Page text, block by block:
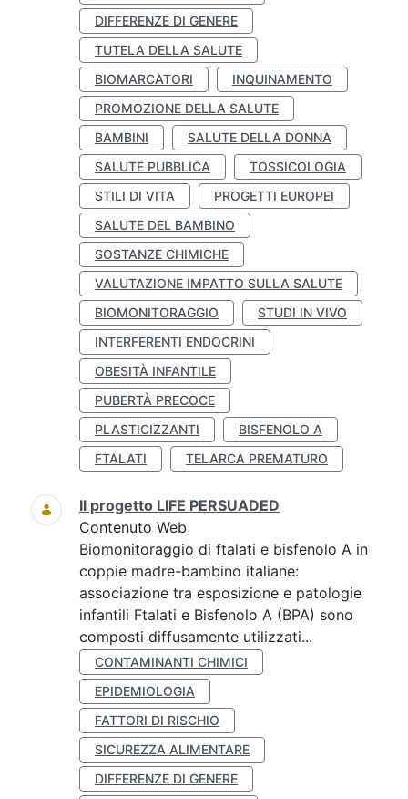
DIFFERENZE DI GENERE
TUTELA DELLA SALUTE
BIOMARCATORI
INQUINAMENTO
PROMOZIONE DELLA SALUTE
BAMBINI
SALUTE DELLA DONNA
SALUTE PUBBLICA
TOSSICOLOGIA
STILI DI VITA
PROGETTI EUROPEI
SALUTE DEL BAMBINO
SOSTANZE CHIMICHE
VALUTAZIONE IMPATTO SULLA SALUTE
BIOMONITORAGGIO
STUDI IN VIVO
INTERFERENTI ENDOCRINI
OBESITÀ INFANTILE
PUBERTÀ PRECOCE
PLASTICIZZANTI
BISFENOLO A
FTALATI
TELARCA PREMATURO
Il progetto LIFE PERSUADED
Contenuto Web
Biomonitoraggio di ftalati e bisfenolo A in
coppie madre-bambino italiane:
associazione tra esposizione e patologie
infantili Ftalati e Bisfenolo A (BPA) sono
composti diffusamente utilizzati...
CONTAMINANTI CHIMICI
EPIDEMIOLOGIA
FATTORI DI RISCHIO
SICUREZZA ALIMENTARE
DIFFERENZE DI GENERE